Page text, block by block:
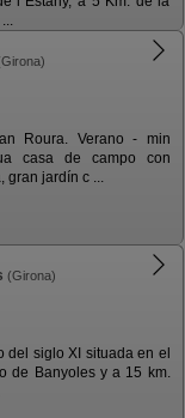
Roura. Verano - min
casa de campo con
gran jardín c ...
(Girona)
del siglo XI situada en el
de Banyoles y a 15 km.